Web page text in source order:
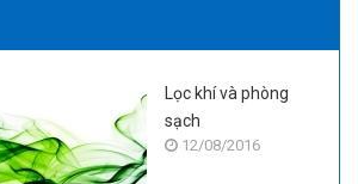
Lọc khí và phòng
sạch
12/08/2016